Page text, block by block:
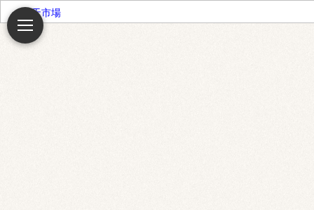
楽天市場